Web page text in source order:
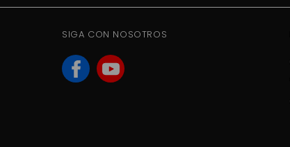
SIGA CON NOSOTROS